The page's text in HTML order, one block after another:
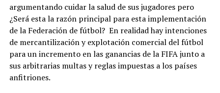
argumentando cuidar la salud de sus jugadores pero
¿Será esta la razón principal para esta implementación
de la Federación de fútbol? En realidad hay intenciones
de mercantilización y explotación comercial del fútbol
para un incremento en las ganancias de la FIFA junto a
sus arbitrarias multas y reglas impuestas a los países
anfitriones.